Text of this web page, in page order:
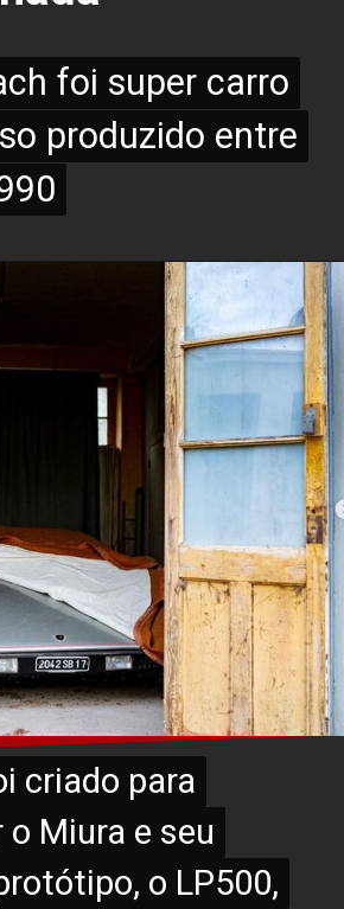
foi super carro
produzido entre
foi super carro
produzido entre
criado para
Miura e seu
o LP500,
criado para
Miura e seu
o LP500,